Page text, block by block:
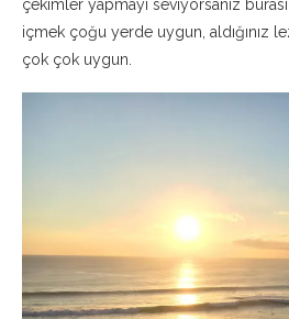
çekimler yapmayı seviyorsanız
içmek çoğu yerde uygun, aldığınız
çok çok uygun.